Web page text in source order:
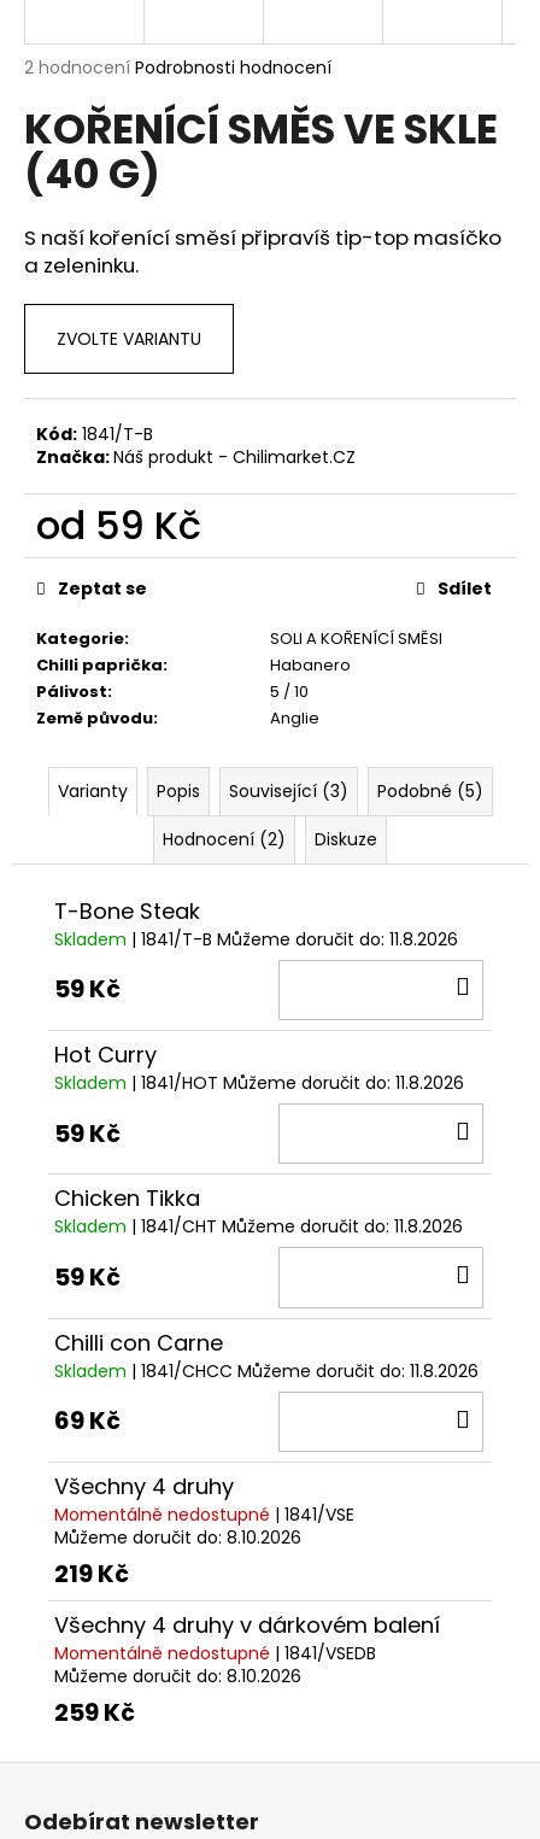
Průměrné
produktu
je
5,0
z
hvězdiček.
2 hodnocení Podrobnosti hodnocení
KOŘENÍCÍ SMĚS VE SKLE
(40 G)
S naší kořenící směsí připravíš tip-top masíčko
a zeleninku.
ZVOLTE VARIANTU
Kód: 1841/T-B
Značka:Náš produkt - Chilimarket.CZ
od 59 Kč
Měrná
cena:
Kategorie:
SOLI A KOŘENÍCÍ SMĚSI
Chilli paprička:
Habanero
Pálivost:
5 / 10
Země původu: Anglie
Zeptat se Sdílet
Varianty Popis Související (3)
Podobné (5)
Hodnocení (2)
Diskuze
T-Bone Steak
Skladem | 1841/T-B Můžeme doručit do: 11.8.2026
59 Kč
Hot Curry
Skladem | 1841/HOT Můžeme doručit do: 11.8.2026
59 Kč
Chicken Tikka
Skladem | 1841/CHT Můžeme doručit do: 11.8.2026
59 Kč
Chilli con Carne
Skladem | 1841/CHCC Můžeme doručit do: 11.8.2026
69 Kč
Všechny 4 druhy
Momentálně nedostupné | 1841/VSE
Můžeme doručit do: 8.10.2026
219 Kč
Všechny 4 druhy v dárkovém balení
Momentálně nedostupné | 1841/VSEDB
Můžeme doručit do: 8.10.2026
259 Kč
j
t
?
D
p
o
r
u
č
m
e
SRIRACHA
BOX
580
Odebírat newsletter